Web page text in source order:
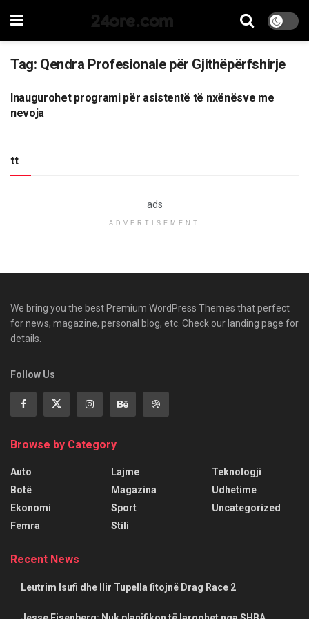
24ore.com
Tag: Qendra Profesionale për Gjithëpërfshirje
LAJME
Inaugurohet programi për asistentë të nxënësve me
nevoja
tt
ads
ADVERTISEMENT
We bring you the best Premium WordPress Themes that perfect
for news, magazine, personal blog, etc. Check our landing page for
details.
Follow Us
Browse by Category
Auto
Botë
Ekonomi
Femra
Lajme
Magazina
Sport
Stili
Teknologji
Udhetime
Uncategorized
Recent News
Leutrim Isufi dhe Ilir Tupella fitojnë Drag Race 2